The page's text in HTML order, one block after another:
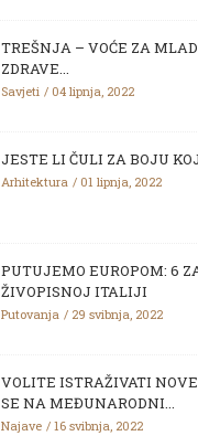
TREŠNJA – VOĆE ZA
ZDRAVE...
Savjeti 04 lipnja, 2022
JESTE LI ČULI ZA BOJU
Arhitektura 01 lipnja, 2022
PUTUJEMO EUROPOM: 6
ŽIVOPISNOJ ITALIJI
Putovanja 29 svibnja, 2022
VOLITE ISTRAŽIVATI
SE NA MEĐUNARODNI...
Najave 16 svibnja, 2022